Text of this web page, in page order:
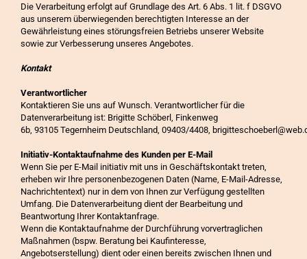
Die Verarbeitung erfolgt auf Grundlage des Art. 6 Abs. 1 lit. f DSGVO
aus unserem überwiegenden berechtigten Interesse an der
Gewährleistung eines störungsfreien Betriebs unserer Website
sowie zur Verbesserung unseres Angebotes.
Kontakt
Verantwortlicher
Kontaktieren Sie uns auf Wunsch. Verantwortlicher für die
Datenverarbeitung ist: Brigitte Schöberl, Finkenweg
6b, 93105 Tegernheim Deutschland, 09403/4408,
Initiativ-Kontaktaufnahme des Kunden per E-Mail
Wenn Sie per E-Mail initiativ mit uns in Geschäftskontakt treten,
erheben wir Ihre personenbezogenen Daten (Name, E-Mail-Adresse,
Nachrichtentext) nur in dem von Ihnen zur Verfügung gestellten
Umfang. Die Datenverarbeitung dient der Bearbeitung und
Beantwortung Ihrer Kontaktanfrage.
Wenn die Kontaktaufnahme der Durchführung vorvertraglichen
Maßnahmen (bspw. Beratung bei Kaufinteresse,
Angebotserstellung) dient oder einen bereits zwischen Ihnen und